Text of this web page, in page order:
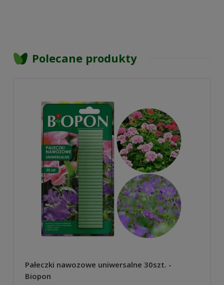
Polecane produkty
Pałeczki nawozowe uniwersalne 30szt. -
Biopon